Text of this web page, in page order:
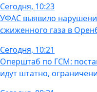
Сегодня, 10:23
УФАС выявило
сжиженного газа в
Сегодня, 10:21
Оперштаб по ГСМ:
идут штатно,